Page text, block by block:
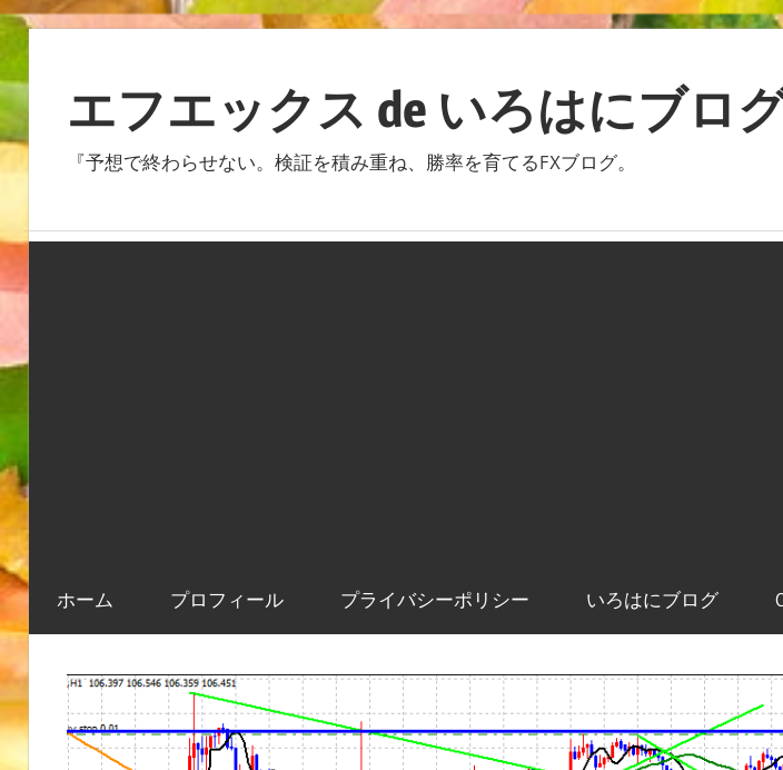
ン
テ
ン
ツ
ス
ッ
エフエックス de いろはにブロ
『予想で終わらせない。検証を積み重ね、勝率を育てるFXブログ。
ホーム プロフィール プライバシーポリシー いろはにブログ